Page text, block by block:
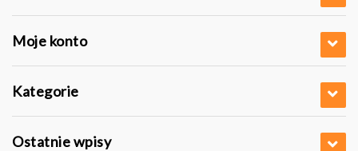
Moje konto
Kategorie
Ostatnie wpisy